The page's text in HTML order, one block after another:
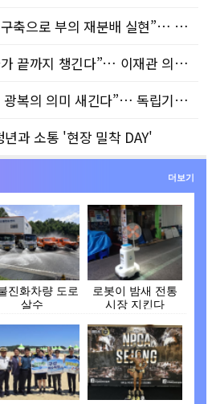
배 실현”… 문진석·황운하 의원, 「불평등 대응 특별…
이재관 의원, 「동물보호법 일부개정법률안」 2건 …
다”… 독립기념관, 광복절 맞아 ‘기억체크인’ 스탬프…
과 소통 '현장 밀착 DAY'
더보기
진화차량 도로
살수
로봇이 밤새 전통
시장 지킨다